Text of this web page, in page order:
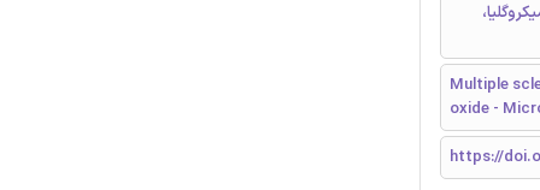
Multiple
oxide -
https://